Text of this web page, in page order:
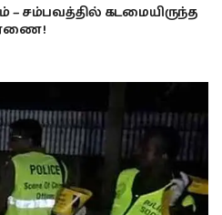
– சம்பவத்தில் கடமையிருந்த
!